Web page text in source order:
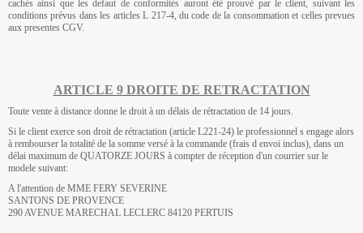
cachés ainsi que les defaut de conformités auront été prouvé par le client, suivant les
conditions prévus dans les articles L 217-4, du code de la consommation et celles prevues
aux presentes CGV.
ARTICLE 9 DROITE DE RETRACTATION
Toute vente à distance donne le droit à un délais de rétractation de 14 jours.
Si le client exerce son droit de rétractation (article L221-24) le professionnel s engage alors
à rembourser la totalité de la somme versé à la commande (frais d envoi inclus), dans un
délai maximum de QUATORZE JOURS à compter de réception d'un courrier sur le
modele suivant:
A l'attention de MME FERY SEVERINE
SANTONS DE PROVENCE
290 AVENUE MARECHAL LECLERC 84120 PERTUIS